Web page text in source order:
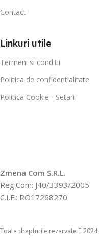
Contact
Linkuri utile
Termeni si conditii
Politica de confidentialitate
Politica Cookie - Setari
Zmena Com S.R.L.
Reg.Com: J40/3393/2005
C.I.F.: RO17268270
Toate drepturile rezervate 2024.